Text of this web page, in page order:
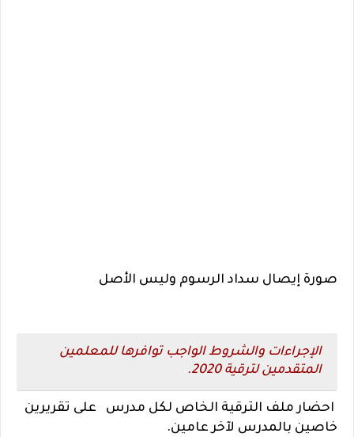
صورة إيصال سداد الرسوم وليس الأصل
الإجراءات والشروط الواجب توافرها للمعلمين
المتقدمين لترقية 2020.
احضار ملف الترقية الخاص لكل مدرس على تقريرين
خاصين بالمدرس لآخر عامين.